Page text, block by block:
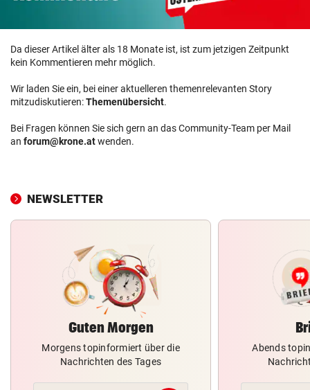
Da dieser Artikel älter als 18 Monate ist, ist zum jetzigen Zeitpunkt
kein Kommentieren mehr möglich.
Wir laden Sie ein, bei einer aktuelleren themenrelevanten Story
mitzudiskutieren:Themenübersicht.
Bei Fragen können Sie sich gern an das Community-Team per Mail
an forum@krone.atwenden.
NEWSLETTER
Guten Morgen
Morgens topinformiert über die
Nachrichten des Tages
Abends